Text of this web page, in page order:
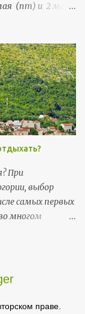
(пт) и 2 мая
državnosti);
(Njegošev
При
выбор
самых первых
многом
праве.